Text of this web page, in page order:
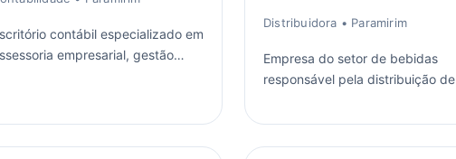
contábil especializado em
empresarial, gestão
Distribuidora • Paramirim
Empresa do setor de bebidas
responsável pela distribuição de
nacionalmente para o comércio